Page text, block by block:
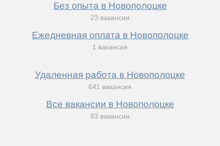
Без опыта в Новополоцке
23 вакансии
Ежедневная оплата в Новополоцке
1 вакансия
Удаленная работа в Новополоцке
641 вакансия
Все вакансии в Новополоцке
83 вакансии